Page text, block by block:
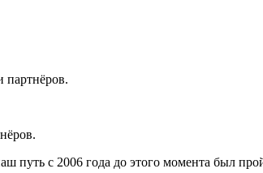
партнёров.
путь с 2006 года до этого момента был